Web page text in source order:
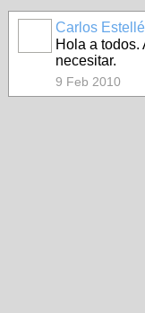
Carlos
Hola a todos.
necesitar.
9 Feb 2010